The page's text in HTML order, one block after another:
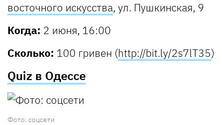
восточного искусства, ул. Пушкинская, 9
Когда: 2 июня, 16:00
Сколько: 100 гривен (http://bit.ly/2s7lT35)
Quiz в Одессе
Фото: соцсети